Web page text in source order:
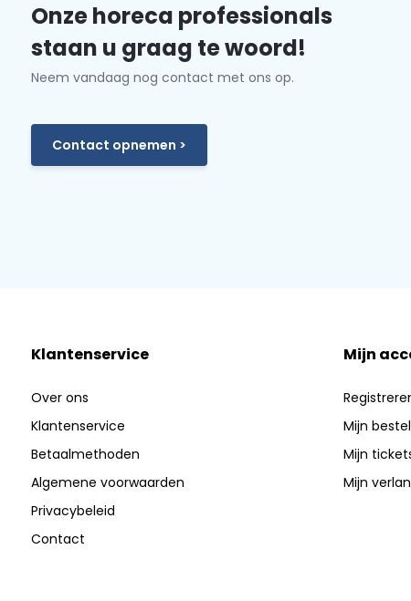
Onze horeca professionals
staan u graag te woord!
Neem vandaag nog contact met ons op.
Contact opnemen >
Klantenservice
Over ons
Klantenservice
Betaalmethoden
Algemene voorwaarden
Privacybeleid
Contact
Mijn
Mijn
Mijn
Mijn